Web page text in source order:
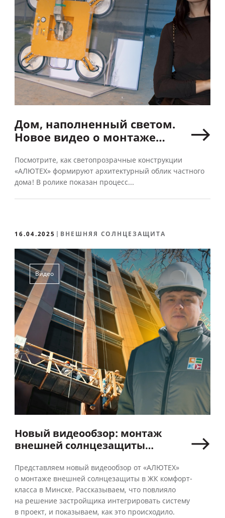
Дом, наполненный светом.
Новое видео о монтаже
«АЛЮТЕХ»
Посмотрите, как светопрозрачные конструкции
«АЛЮТЕХ» формируют архитектурный облик частного
дома! В ролике показан процесс...
16.04.2025 ВНЕШНЯЯ СОЛНЦЕЗАЩИТА
Видео
Новый видеообзор: монтаж
внешней солнцезащиты
с панорамными окнами
Представляем новый видеообзор от «АЛЮТЕХ»
о монтаже внешней солнцезащиты в ЖК комфорт-
класса в Минске. Рассказываем, что повлияло
на решение застройщика интегрировать систему
в проект, и показываем, как это происходило.